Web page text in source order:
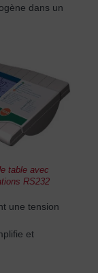
dans un
table avec
RS232
une tension
et